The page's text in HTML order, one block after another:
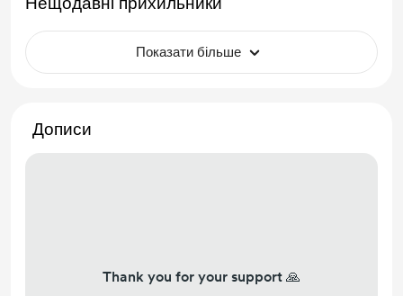
Показати більше
Дописи
Thank you for your support 🙏